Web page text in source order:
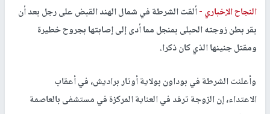
النجاح الإخباري -ألقت الشرطة في شمال الهند القبض على رجل بعد أن
بقر بطن زوجته الحبلى بمنجل مما أدى إلى إصابتها بجروح خطيرة
ومقتل جنينها الذي كان ذكرا.
وأعلنت الشرطة في بوداون بولاية أوتار براديش، في أعقاب
الاعتداء، إن الزوجة ترقد في العناية المركزة في مستشفى بالعاصمة